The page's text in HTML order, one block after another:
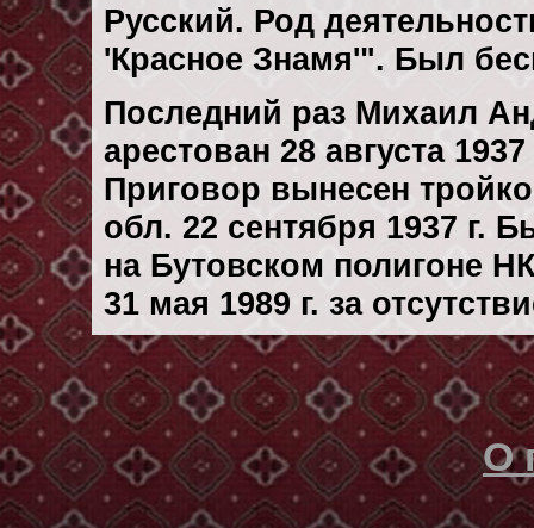
Русский. Род
'Красное Знамя'". Был
Последний раз Михаил
арестован 28 августа 1937
Приговор вынесен
обл. 22 сентября 1937 г.
на Бутовском полигоне
31 мая 1989 г. за
О